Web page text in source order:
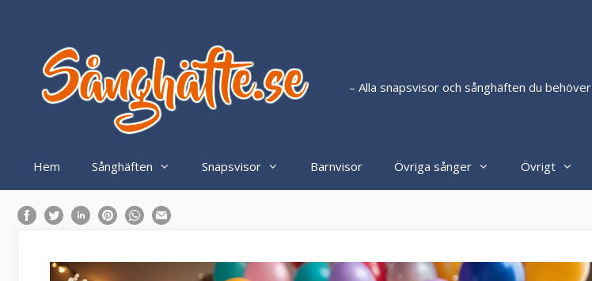
– Alla snapsvisor och sånghäften du behöver
Hem Sånghäften Snapsvisor Barnvisor Övriga sånger Övrigt